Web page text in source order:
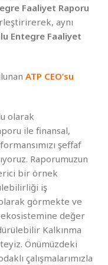
Faaliyet Raporu
aynı
Entegre Faaliyet
ATP CEO’su
olarak
ile finansal,
şeffaf
Raporumuzun
bir örnek
iş
görmekte ve
değer
Kalkınma
Önümüzdeki
çalışmalarımızla